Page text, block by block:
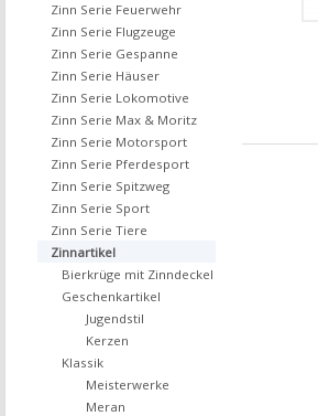
Zinn Serie Feuerwehr
Zinn Serie Flugzeuge
Zinn Serie Gespanne
Zinn Serie Häuser
Zinn Serie Lokomotive
Zinn Serie Max & Moritz
Zinn Serie Motorsport
Zinn Serie Pferdesport
Zinn Serie Spitzweg
Zinn Serie Sport
Zinn Serie Tiere
Zinnartikel
Bierkrüge mit Zinndeckel
Geschenkartikel
Jugendstil
Kerzen
Klassik
Meisterwerke
Meran